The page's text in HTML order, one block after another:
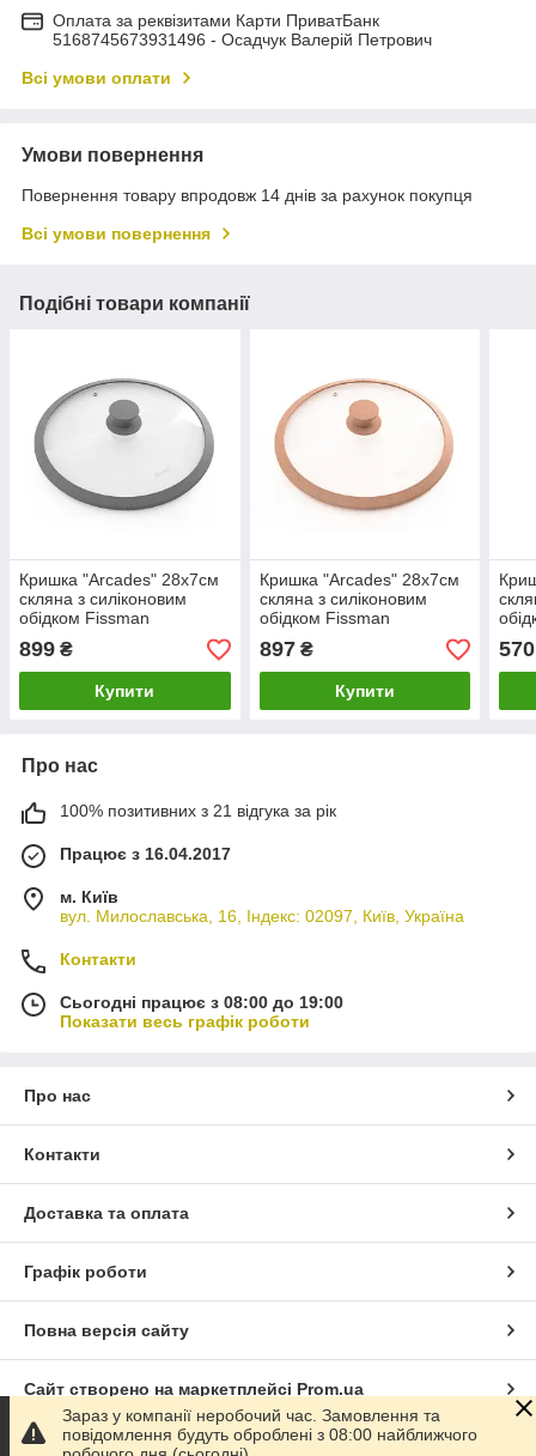
Оплата за реквізитами Карти ПриватБанк
5168745673931496 - Осадчук Валерій Петрович
Всі умови оплати
Умови повернення
Повернення товару впродовж 14 днів за рахунок покупця
Всі умови повернення
Подібні товари компанії
Кришка "Arcades" 28х7см
скляна з силіконовим
обідком Fissman
899 ₴
Купити
Кришка "Arcades" 28х7см
скляна з силіконовим
обідком Fissman
897₴
Купити
570
Про нас
100% позитивних з 21 відгука за рік
Працює з 16.04.2017
м. Київ
вул. Милославська, 16, Індекс: 02097, Київ, Україна
Контакти
Сьогодні працює з 08:00 до 19:00
Показати весь графік роботи
Про нас
Контакти
Доставка та оплата
Графік роботи
Повна версія сайту
Сайт створено на маркетплейсі Prom.ua
Політика конфіденційності
Зараз у компанії неробочий час. Замовлення та
повідомлення будуть оброблені з 08:00 найближчого